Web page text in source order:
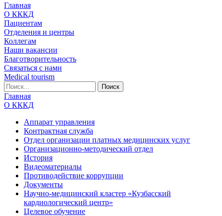
Главная
О КККД
Пациентам
Отделения и центры
Коллегам
Наши вакансии
Благотворительность
Связаться с нами
Medical tourism
Главная
О КККД
Аппарат управления
Контрактная служба
Отдел организации платных медицинских услуг
Организационно-методический отдел
История
Видеоматериалы
Противодействие коррупции
Документы
Научно-медицинский кластер «Кузбасский
кардиологический центр»
Целевое обучение